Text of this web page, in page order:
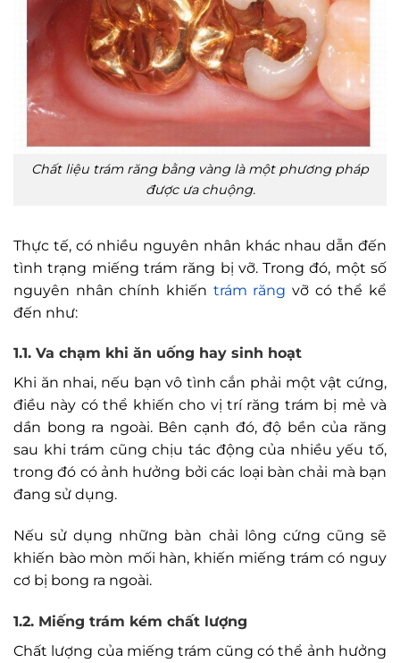
Chất liệu trám răng bằng vàng là một phương pháp
được ưa chuộng.
Thực tế, có nhiều nguyên nhân khác nhau dẫn đến
tình trạng miếng trám răng bị vỡ. Trong đó, một số
nguyên nhân chính khiến trám răng vỡ có thể kể
đến như:
1.1. Va chạm khi ăn uống hay sinh hoạt
Khi ăn nhai, nếu bạn vô tình cắn phải một vật cứng,
điều này có thể khiến cho vị trí răng trám bị mẻ và
dần bong ra ngoài. Bên cạnh đó, độ bền của răng
sau khi trám cũng chịu tác động của nhiều yếu tố,
trong đó có ảnh hưởng bởi các loại bàn chải mà bạn
đang sử dụng.
Nếu sử dụng những bàn chải lông cứng cũng sẽ
khiến bào mòn mối hàn, khiến miếng trám có nguy
cơ bị bong ra ngoài.
1.2. Miếng trám kém chất lượng
Chất lượng của miếng trám cũng có thể ảnh hưởng